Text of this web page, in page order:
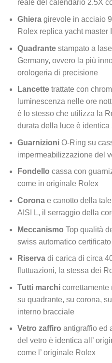
reale del calendario 2.5X
Ghieragirevole in acciaio
Rolex replica yacht master I
Quadrantestampato a
Germany, ovvero la più
orologeria di precisione
Lancettetrattate con
luminescenza nelle ore
è lo stesso che utilizza la
durata della luce è
GuarnizioniO-Ring su
impermeabilizzazione del
Fondello cassa con
come in originale Rolex
Coronae canotto della
AISI L, il serraggio della
Meccanismo Top qualità
swiss automatico certificato
Riservadi carica di circa
fluttuazioni, la stessa dei
Tutti marchi correttamente
su quadrante, su corona,
interno bracciale
Vetro zaffiro antigraffio ed
del vetro è identica all’
come l’ originale Rolex